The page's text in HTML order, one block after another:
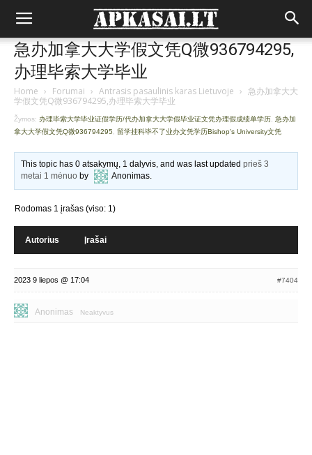
急办加拿大大学假文凭Q微936794295,
办理毕索大学毕业
Home › Forumai › Antrasis pasaulinis karas Lietuvoje › 急办加拿大大
学假文凭Q微936794295,办理毕索大学毕业
Žymos: 办理毕索大学毕业证假学历/代办加拿大大学假毕业证文凭办理假成绩单学历 急办加
拿大大学假文凭Q微936794295
留学挂科毕不了业办文凭学历Bishop's University文凭
This topic has 0 atsakymų, 1 dalyvis, and was last updatedprieš 3
metai 1 mėnuo by Anonimas.
Rodomas 1 įrašas (viso: 1)
Autorius Įrašai
2023 9 liepos @ 17:04 #7404
Anonimas Neaktyvus